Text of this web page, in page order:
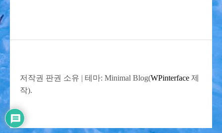
저작권 판권 소유 | 테마: Minimal Blog(WPinterface 제
작).